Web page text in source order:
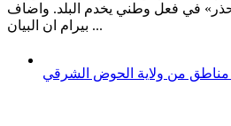
من ولاية الحوض الشرقي
في فعل وطني يخدم البلد. واضاف
بيرام ان البيان ...